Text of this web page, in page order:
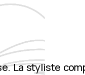
La styliste